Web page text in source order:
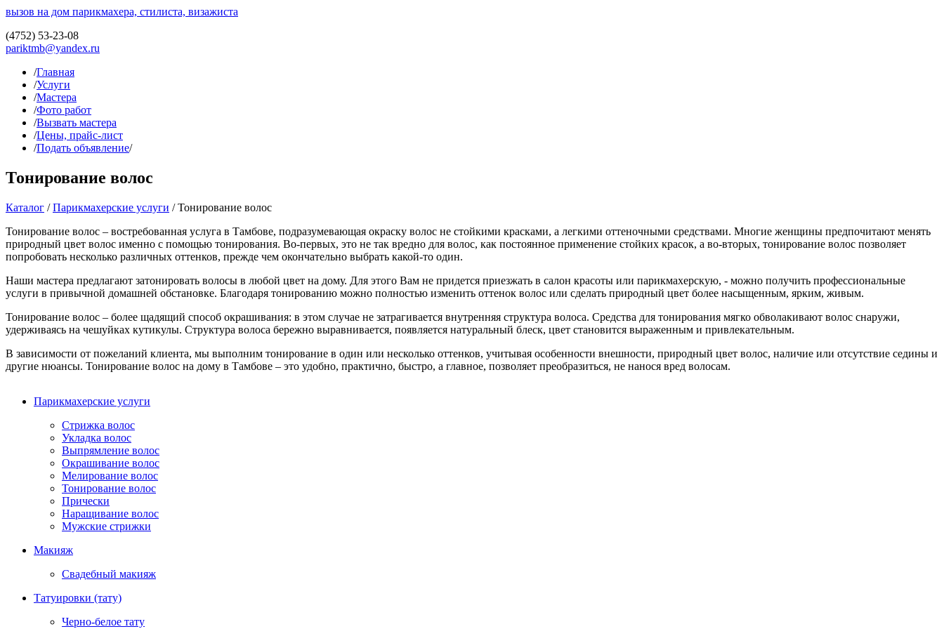
вызов на дом парикмахера, стилиста, визажиста
(4752) 53-23-08
pariktmb@yandex.ru
/Главная
/Услуги
/Мастера
/Фото работ
/Вызвать мастера
/Цены, прайс-лист
/Подать объявление/
Тонирование волос
Каталог / Парикмахерские услуги /Тонирование волос
Тонирование волос – востребованная услуга в Тамбове, подразумевающая окраску волос не стойкими красками, а легкими оттеночными средствами. Многие женщины предпочитают менять
природный цвет волос именно с помощью тонирования. Во-первых, это не так вредно для волос, как постоянное применение стойких красок, а во-вторых, тонирование волос позволяет
попробовать несколько различных оттенков, прежде чем окончательно выбрать какой-то один.
Наши мастера предлагают затонировать волосы в любой цвет на дому. Для этого Вам не придется приезжать в салон красоты или парикмахерскую, - можно получить профессиональные
услуги в привычной домашней обстановке. Благодаря тонированию можно полностью изменить оттенок волос или сделать природный цвет более насыщенным, ярким, живым.
Тонирование волос – более щадящий способ окрашивания: в этом случае не затрагивается внутренняя структура волоса. Средства для тонирования мягко обволакивают волос снаружи,
удерживаясь на чешуйках кутикулы. Структура волоса бережно выравнивается, появляется натуральный блеск, цвет становится выраженным и привлекательным.
В зависимости от пожеланий клиента, мы выполним тонирование в один или несколько оттенков, учитывая особенности внешности, природный цвет волос, наличие или отсутствие седины и
другие нюансы. Тонирование волос на дому в Тамбове – это удобно, практично, быстро, а главное, позволяет преобразиться, не нанося вред волосам.
Парикмахерские услуги
Стрижка волос
Укладка волос
Выпрямление волос
Окрашивание волос
Мелирование волос
Тонирование волос
Прически
Наращивание волос
Мужские стрижки
Макияж
Свадебный макияж
Татуировки (тату)
Черно-белое тату